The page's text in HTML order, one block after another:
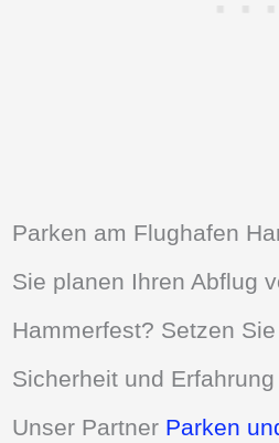
Parken am Flughafen
Sie planen Ihren Abflug
Hammerfest? Setzen
Sicherheit und
Unser Partner Parken